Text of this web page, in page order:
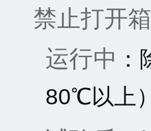
禁止打开
运行中
80℃以上